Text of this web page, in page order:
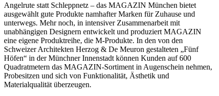
Angelrute statt Schleppnetz – das MAGAZIN München bietet
ausgewählt gute Produkte namhafter Marken für Zuhause und
unterwegs. Mehr noch, in intensiver Zusammenarbeit mit
unabhängigen Designern entwickelt und produziert MAGAZIN
eine eigene Produktreihe, die M-Produkte. In den von den
Schweizer Architekten Herzog & De Meuron gestalteten „Fünf
Höfen“ in der Münchner Innenstadt können Kunden auf 600
Quadratmetern das MAGAZIN-Sortiment in Augenschein nehmen,
Probesitzen und sich von Funktionalität, Ästhetik und
Materialqualität überzeugen.